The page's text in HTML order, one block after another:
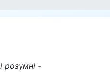
розумні -